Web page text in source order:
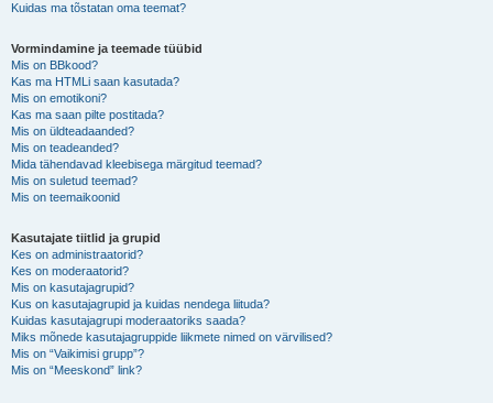
Kuidas ma tõstatan oma teemat?
Vormindamine ja teemade tüübid
Mis on BBkood?
Kas ma HTMLi saan kasutada?
Mis on emotikoni?
Kas ma saan pilte postitada?
Mis on üldteadaanded?
Mis on teadeanded?
Mida tähendavad kleebisega märgitud teemad?
Mis on suletud teemad?
Mis on teemaikoonid
Kasutajate tiitlid ja grupid
Kes on administraatorid?
Kes on moderaatorid?
Mis on kasutajagrupid?
Kus on kasutajagrupid ja kuidas nendega liituda?
Kuidas kasutajagrupi moderaatoriks saada?
Miks mõnede kasutajagruppide liikmete nimed on värvilised?
Mis on “Vaikimisi grupp”?
Mis on “Meeskond” link?